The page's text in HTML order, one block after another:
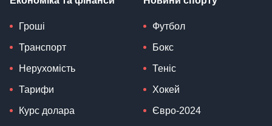
Гроші
Транспорт
Нерухомість
Тарифи
Курс долара
Футбол
Бокс
Теніс
Хокей
Євро-2024